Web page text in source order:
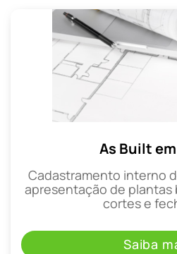
As Built
Cadastramento interno
apresentação de plantas
cortes e
Saiba